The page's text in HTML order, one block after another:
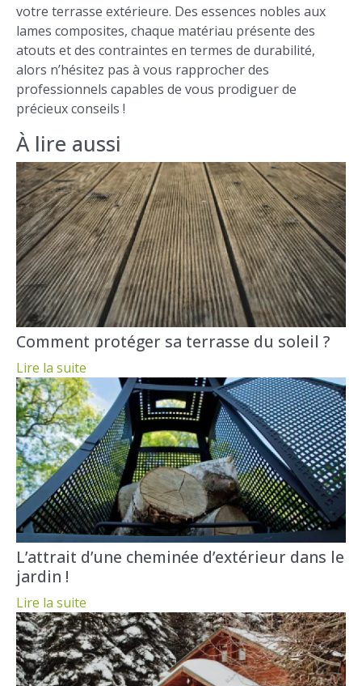
votre terrasse extérieure. Des essences nobles aux
lames composites, chaque matériau présente des
atouts et des contraintes en termes de durabilité,
alors n’hésitez pas à vous rapprocher des
professionnels capables de vous prodiguer de
précieux conseils !
À lire aussi
Comment protéger sa terrasse du soleil ?
Lire la suite
L’attrait d’une cheminée d’extérieur dans le
jardin !
Lire la suite